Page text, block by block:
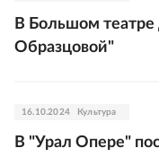
В Большом
Образцовой"
16.10.2024 Культура
В "Урал Опере"